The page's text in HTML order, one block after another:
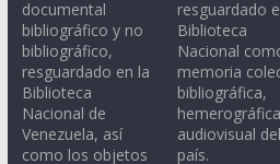
documental
bibliográfico y no
bibliográfico,
resguardado en la
Biblioteca
Nacional de
Venezuela, así
como los objetos
resguardado
Biblioteca
Nacional
memoria
bibliográfica,
audiovisual del
país.